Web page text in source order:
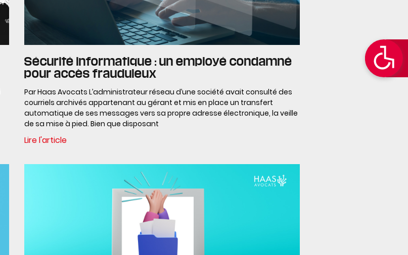
Sécurité informatique : un employé condamné
pour accès frauduleux
Par Haas Avocats L’administrateur réseau d’une société avait consulté des
courriels archivés appartenant au gérant et mis en place un transfert
automatique de ses messages vers sa propre adresse électronique, la veille
de sa mise à pied. Bien que disposant
Lire l'article